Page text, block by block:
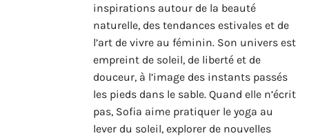
inspirations autour de la beauté
naturelle, des tendances estivales et de
l’art de vivre au féminin. Son univers est
empreint de soleil, de liberté et de
douceur, à l’image des instants passés
les pieds dans le sable. Quand elle n’écrit
pas, Sofia aime pratiquer le yoga au
lever du soleil, explorer de nouvelles